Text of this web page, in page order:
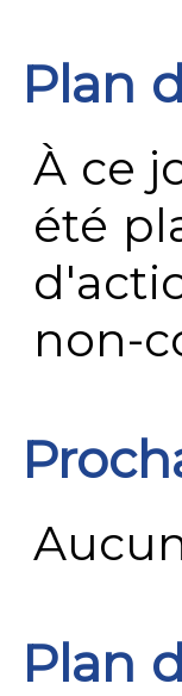
Plan
À ce
été
non-
Plan